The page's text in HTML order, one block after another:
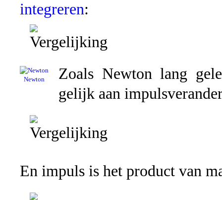
integreren:
Newton
Zoals Newton lang
gelijk aan
En impuls is het product van